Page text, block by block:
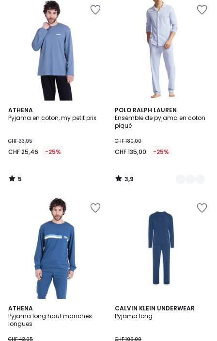
ATHENA
Pyjama en coton, my petit prix
CHF 33,95
CHF 25,46 -25%
5
/
5
/
POLO RALPH LAUREN
Ensemble de pyjama en coton
piqué
CHF 180,00
CHF 135,00 -25%
3,9
/ 5
2
Couleurs
3,9
/
ATHENA
Pyjama long haut manches
longues
CHF 42,95
5
/
5
CALVIN KLEIN UNDERWEAR
Pyjama long
CHF 105,00